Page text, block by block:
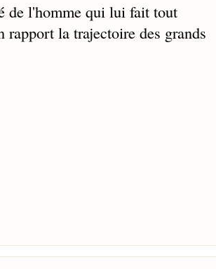
de l'homme qui lui fait tout
la trajectoire des grands